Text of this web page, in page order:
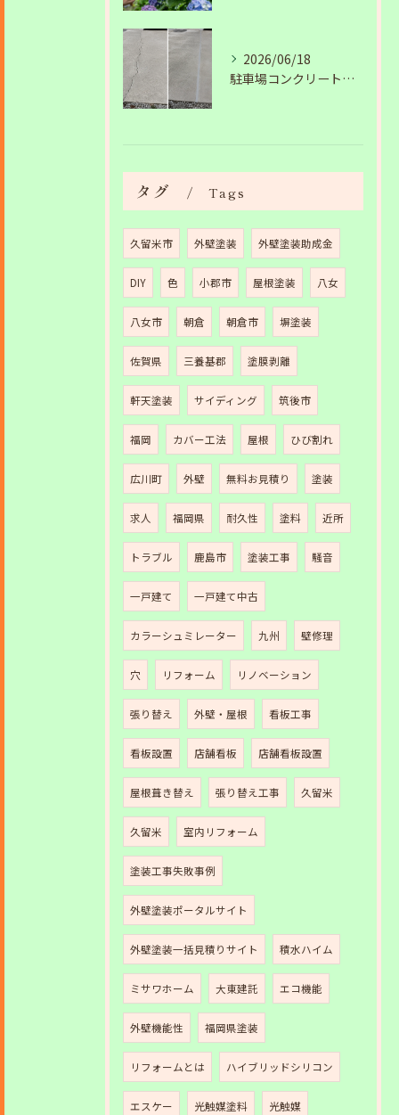
2026/06/18
駐車場コンクリートのひび割れは放置NG？原因と補修工事の施工事例を紹介
タグ Tags
久留米市 外壁塗装 外壁塗装助成金
DIY 色 小郡市 屋根塗装 八女
八女市 朝倉 朝倉市 塀塗装
佐賀県 三養基郡 塗膜剥離
軒天塗装 サイディング 筑後市
福岡 カバー工法 屋根 ひび割れ
広川町 外壁 無料お見積り 塗装
求人 福岡県 耐久性 塗料 近所
トラブル 鹿島市 塗装工事 騒音
一戸建て 一戸建て中古
カラーシュミレーター 九州 壁修理
穴 リフォーム リノベーション
張り替え 外壁・屋根 看板工事
看板設置 店舗看板 店舗看板設置
屋根葺き替え 張り替え工事 久留米
久留米 室内リフォーム
塗装工事失敗事例
外壁塗装ポータルサイト
外壁塗装一括見積りサイト 積水ハイム
ミサワホーム 大東建託 エコ機能
外壁機能性 福岡県塗装
リフォームとは ハイブリッドシリコン
エスケー 光触媒塗料 光触媒